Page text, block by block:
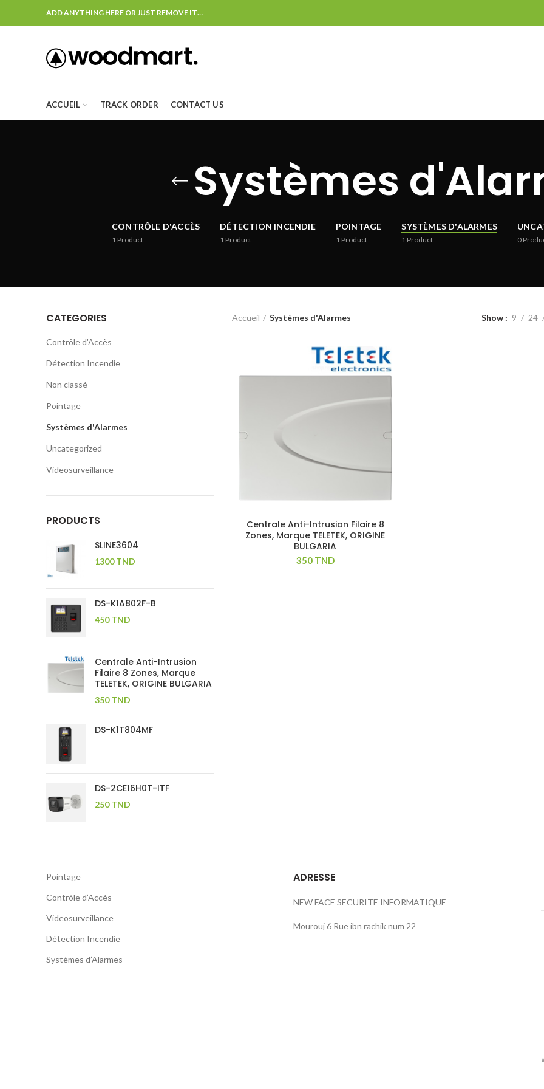
ADD ANYTHING HERE OR JUST REMOVE IT…
ACCUEIL TRACK ORDER CONTACT US
Systèmes
CONTRÔLE D'ACCÈS
1 Product
DÉTECTION INCENDIE
1 Product
POINTAGE
1 Product
SYSTÈMES D'ALARMES
1 Product 0
Accueil Systèmes d'Alarmes Show 9 24
Centrale Anti-Intrusion Filaire 8
Zones, Marque TELETEK, ORIGINE
BULGARIA
350 TND
CATEGORIES
Contrôle d'Accès
Détection Incendie
Non classé
Pointage
Systèmes d'Alarmes
Uncategorized
Videosurveillance
PRODUCTS
SLINE3604
1300TND
DS-K1A802F-B
450TND
Centrale Anti-Intrusion
Filaire 8 Zones, Marque
TELETEK, ORIGINE BULGARIA
350TND
DS-K1T804MF
DS-2CE16H0T-ITF
250TND
Pointage
Contrôle d’Accès
Videosurveillance
Détection Incendie
Systèmes d’Alarmes
ADRESSE
NEW FACE SECURITE INFORMATIQUE
Mourouj 6 Rue ibn rachik num 22